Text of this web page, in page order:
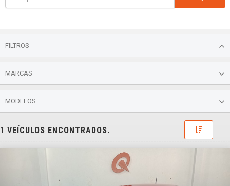
FILTROS
MARCAS
MODELOS
1 VEÍCULOS ENCONTRADOS. Toggle